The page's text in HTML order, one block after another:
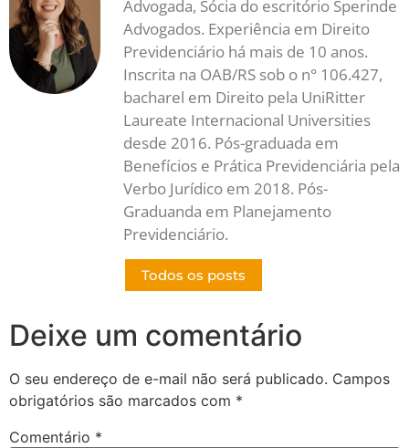
Advogada, Sócia do escritório Sperinde
Advogados. Experiência em Direito
Previdenciário há mais de 10 anos.
Inscrita na OAB/RS sob o n° 106.427,
bacharel em Direito pela UniRitter
Laureate Internacional Universities
desde 2016. Pós-graduada em
Benefícios e Prática Previdenciária pela
Verbo Jurídico em 2018. Pós-
Graduanda em Planejamento
Previdenciário.
Todos os posts
Deixe um comentário
O seu endereço de e-mail não será publicado. Campos
obrigatórios são marcados com *
Comentário *